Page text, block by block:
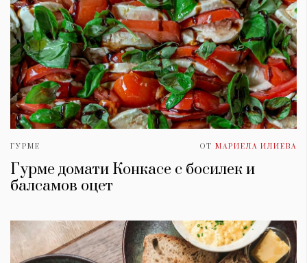
ГУРМЕ ОТ МАРИЕЛА ИЛИЕВА
Гурме домати Конкасе с босилек и
балсамов оцет